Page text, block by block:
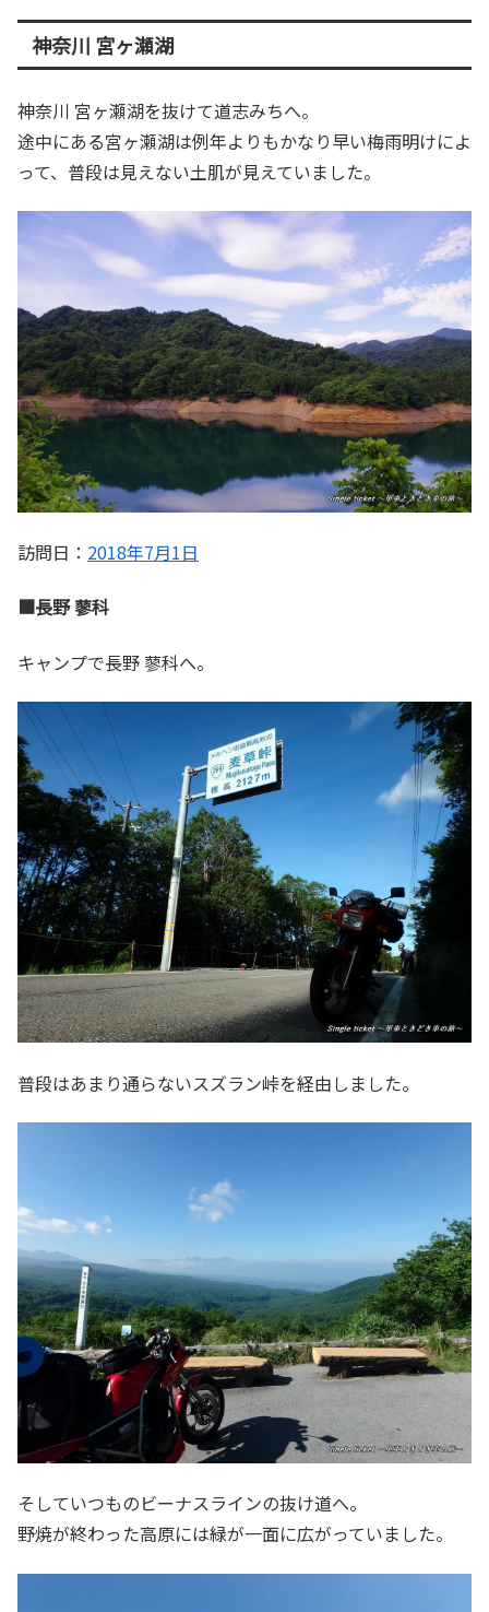
神奈川 宮ヶ瀬湖
神奈川 宮ヶ瀬湖を抜けて道志みちへ。
途中にある宮ヶ瀬湖は例年よりもかなり早い梅雨明けによ
って、普段は見えない土肌が見えていました。
訪問日： 2018年7月1日
■長野 蓼科
キャンプで長野 蓼科へ。
普段はあまり通らないスズラン峠を経由しました。
そしていつものビーナスラインの抜け道へ。
野焼が終わった高原には緑が一面に広がっていました。